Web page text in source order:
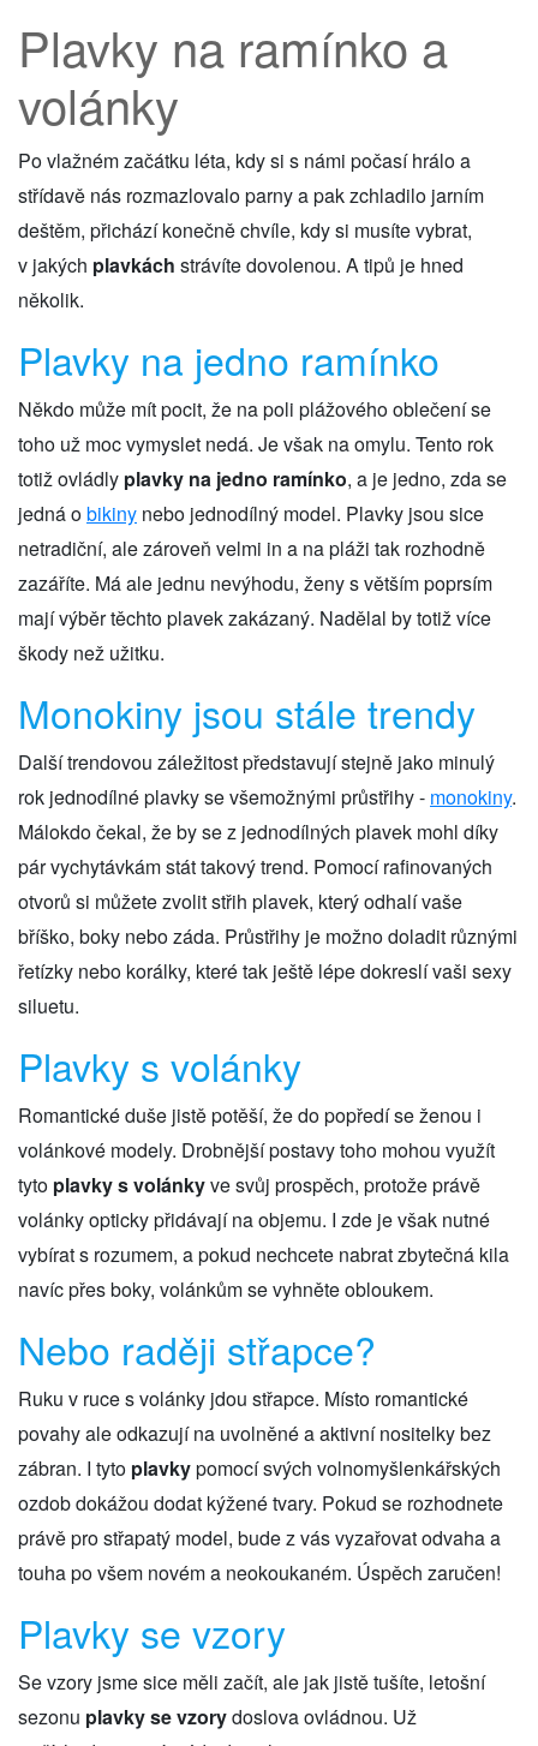
Plavky na ramínko a
volánky
Po vlažném začátku léta, kdy si s námi počasí hrálo a
střídavě nás rozmazlovalo parny a pak zchladilo jarním
deštěm, přichází konečně chvíle, kdy si musíte vybrat,
v jakých plavkách strávíte dovolenou. A tipů je hned
několik.
Plavky na jedno ramínko
Někdo může mít pocit, že na poli plážového oblečení se
toho už moc vymyslet nedá. Je však na omylu. Tento rok
totiž ovládly plavky na jedno ramínko, a je jedno, zda se
jedná obikiny nebo jednodílný model. Plavky jsou sice
netradiční, ale zároveň velmi in a na pláži tak rozhodně
zazáříte. Má ale jednu nevýhodu, ženy s větším poprsím
mají výběr těchto plavek zakázaný. Nadělal by totiž více
škody než užitku.
Monokiny jsou stále trendy
Další trendovou záležitost představují stejně jako minulý
rok jednodílné plavky se všemožnými průstřihy - monokiny.
Málokdo čekal, že by se z jednodílných plavek mohl díky
pár vychytávkám stát takový trend. Pomocí rafinovaných
otvorů si můžete zvolit střih plavek, který odhalí vaše
bříško, boky nebo záda. Průstřihy je možno doladit různými
řetízky nebo korálky, které tak ještě lépe dokreslí vaši sexy
siluetu.
Plavky s volánky
Romantické duše jistě potěší, že do popředí se ženou i
volánkové modely. Drobnější postavy toho mohou využít
tyto plavky s volánkyve svůj prospěch, protože právě
volánky opticky přidávají na objemu. I zde je však nutné
vybírat s rozumem, a pokud nechcete nabrat zbytečná kila
navíc přes boky, volánkům se vyhněte obloukem.
Nebo raději střapce?
Ruku v ruce s volánky jdou střapce. Místo romantické
povahy ale odkazují na uvolněné a aktivní nositelky bez
zábran. I tyto plavkypomocí svých volnomyšlenkářských
ozdob dokážou dodat kýžené tvary. Pokud se rozhodnete
právě pro střapatý model, bude z vás vyzařovat odvaha a
touha po všem novém a neokoukaném. Úspěch zaručen!
Plavky se vzory
Se vzory jsme sice měli začít, ale jak jistě tušíte, letošní
sezonu plavky se vzorydoslova ovládnou. Už